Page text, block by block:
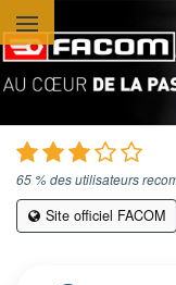
65 % des utilisateurs
Site officiel FACOM